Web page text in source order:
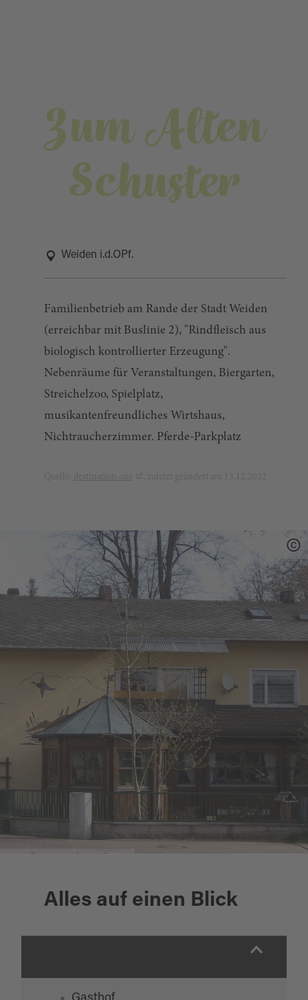
Zum Alten
Schuster
Weiden i.d.OPf.
Familienbetrieb am Rande der Stadt Weiden
(erreichbar mit Buslinie 2), "Rindfleisch aus
biologisch kontrollierter Erzeugung".
Nebenräume für Veranstaltungen, Biergarten,
Streichelzoo, Spielplatz,
musikantenfreundliches Wirtshaus,
Nichtraucherzimmer. Pferde-Parkplatz
Alles auf einen Blick